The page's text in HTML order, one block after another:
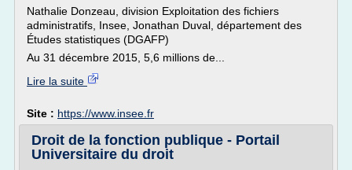
Nathalie Donzeau, division Exploitation des fichiers
administratifs, Insee, Jonathan Duval, département des
Études statistiques (DGAFP)
Au 31 décembre 2015, 5,6 millions de...
Lire la suite
Site : https://www.insee.fr
Droit de la fonction publique - Portail
Universitaire du droit